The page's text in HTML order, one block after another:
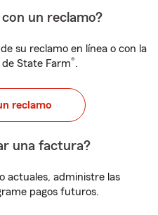
un reclamo?
su reclamo en línea o con la
State Farm®.
reclamo
una factura?
actuales, administre las
pagos futuros.